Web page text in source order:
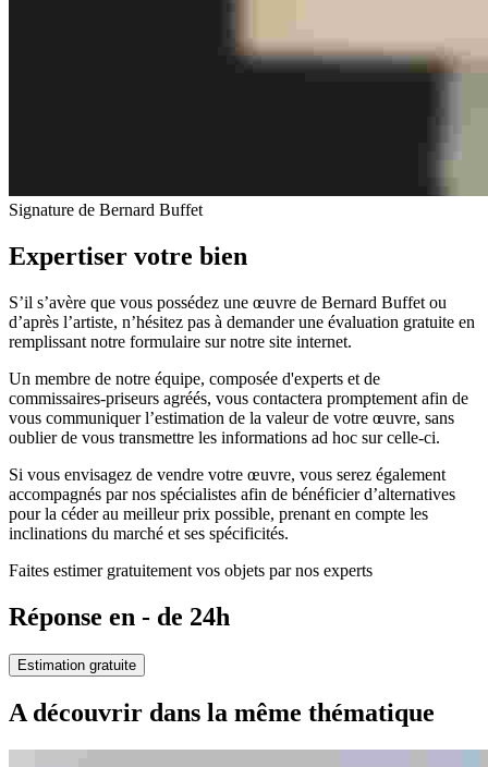
Signature de Bernard Buffet
Expertiser votre bien
S’il s’avère que vous possédez une œuvre de Bernard Buffet ou
d’après l’artiste, n’hésitez pas à demander une évaluation gratuite en
remplissant notre formulaire sur notre site internet.
Un membre de notre équipe, composée d'experts et de
commissaires-priseurs agréés, vous contactera promptement afin de
vous communiquer l’estimation de la valeur de votre œuvre, sans
oublier de vous transmettre les informations ad hoc sur celle-ci.
Si vous envisagez de vendre votre œuvre, vous serez également
accompagnés par nos spécialistes afin de bénéficier d’alternatives
pour la céder au meilleur prix possible, prenant en compte les
inclinations du marché et ses spécificités.
Faites estimer gratuitement vos objets par nos experts
Réponse en - de 24h
Estimation gratuite
A découvrir dans la même thématique